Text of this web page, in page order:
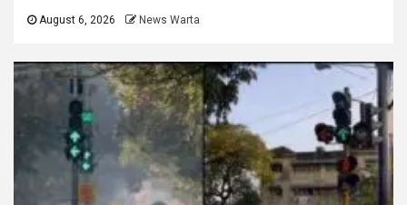
August 6, 2026 News Warta